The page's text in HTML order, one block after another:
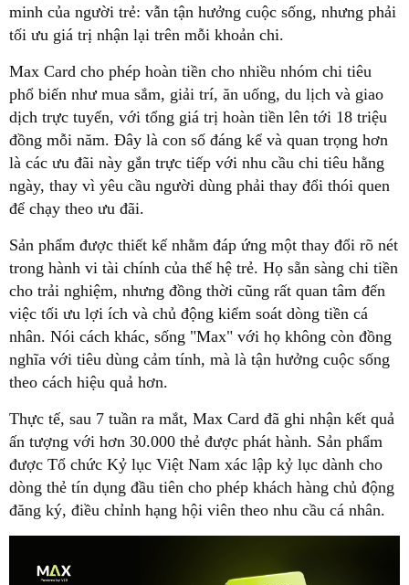
minh của người trẻ: vẫn tận hưởng cuộc sống, nhưng phải
tối ưu giá trị nhận lại trên mỗi khoản chi.
Max Card cho phép hoàn tiền cho nhiều nhóm chi tiêu
phổ biến như mua sắm, giải trí, ăn uống, du lịch và giao
dịch trực tuyến, với tổng giá trị hoàn tiền lên tới 18 triệu
đồng mỗi năm. Đây là con số đáng kể và quan trọng hơn
là các ưu đãi này gắn trực tiếp với nhu cầu chi tiêu hằng
ngày, thay vì yêu cầu người dùng phải thay đổi thói quen
để chạy theo ưu đãi.
Sản phẩm được thiết kế nhằm đáp ứng một thay đổi rõ nét
trong hành vi tài chính của thế hệ trẻ. Họ sẵn sàng chi tiền
cho trải nghiệm, nhưng đồng thời cũng rất quan tâm đến
việc tối ưu lợi ích và chủ động kiểm soát dòng tiền cá
nhân. Nói cách khác, sống "Max" với họ không còn đồng
nghĩa với tiêu dùng cảm tính, mà là tận hưởng cuộc sống
theo cách hiệu quả hơn.
Thực tế, sau 7 tuần ra mắt, Max Card đã ghi nhận kết quả
ấn tượng với hơn 30.000 thẻ được phát hành. Sản phẩm
được Tổ chức Kỷ lục Việt Nam xác lập kỷ lục dành cho
dòng thẻ tín dụng đầu tiên cho phép khách hàng chủ động
đăng ký, điều chỉnh hạng hội viên theo nhu cầu cá nhân.